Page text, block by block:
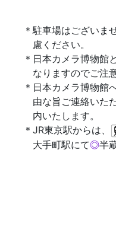
駐車場はございま
慮ください。
日本カメラ博物館
なりますのでご注
日本カメラ博物館
由な旨ご連絡いた
内いたします。
JR東京駅からは、
大手町駅にて◎半